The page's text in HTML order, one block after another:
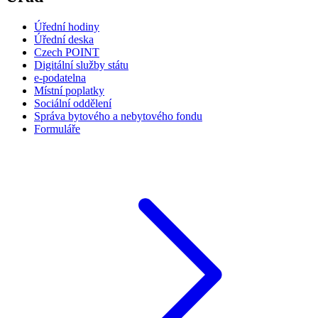
Úřední hodiny
Úřední deska
Czech POINT
Digitální služby státu
e-podatelna
Místní poplatky
Sociální oddělení
Správa bytového a nebytového fondu
Formuláře